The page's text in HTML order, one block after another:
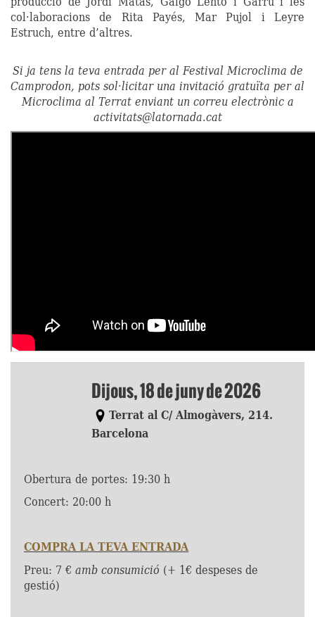
col·laboracions de Rita Payés, Mar Pujol i Leyre
Estruch, entre d’altres.
Si ja tens la teva entrada per al Festival Microclima de
Camprodon, pots sol·licitar una invitació gratuïta per al
Microclima al Terrat enviant un correu electrònic a
activitats@latornada.cat
Dijous, 18 de juny de 2026
Terrat al C/ Almogàvers, 214.
Barcelona
Obertura de portes: 19:30 h
Concert: 20:00 h
COMPRA LA TEVA ENTRADA
Preu: 7 € amb consumició (+ 1€ despeses de
gestió)